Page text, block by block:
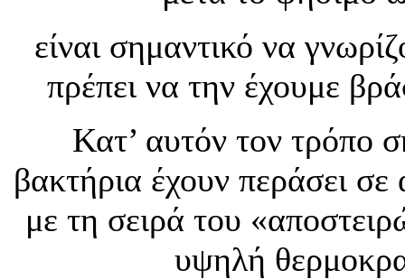
είναι σημαντικό να
πρέπει να την έχουμε
Κατ’ αυτόν τον τρόπο
βακτήρια έχουν περάσει
με τη σειρά του
υψηλή